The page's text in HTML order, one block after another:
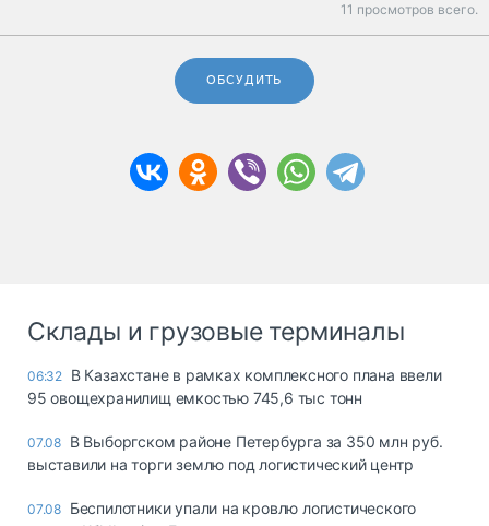
11 просмотров всего.
ОБСУДИТЬ
Склады и грузовые терминалы
06:32 В Казахстане в рамках комплексного плана ввели
95 овощехранилищ емкостью 745,6 тыс тонн
07.08 В Выборгском районе Петербурга за 350 млн руб.
выставили на торги землю под логистический центр
07.08 Беспилотники упали на кровлю логистического